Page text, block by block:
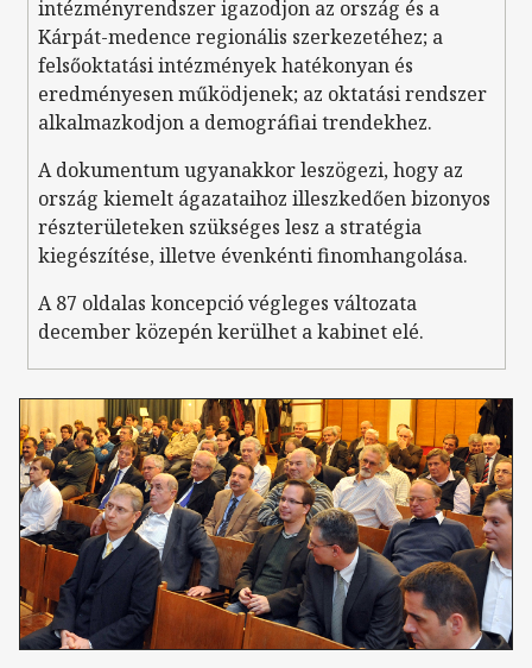
intézményrendszer igazodjon az ország és a
Kárpát-medence regionális szerkezetéhez; a
felsőoktatási intézmények hatékonyan és
eredményesen működjenek; az oktatási rendszer
alkalmazkodjon a demográfiai trendekhez.
A dokumentum ugyanakkor leszögezi, hogy az
ország kiemelt ágazataihoz illeszkedően bizonyos
részterületeken szükséges lesz a stratégia
kiegészítése, illetve évenkénti finomhangolása.
A 87 oldalas koncepció végleges változata
december közepén kerülhet a kabinet elé.